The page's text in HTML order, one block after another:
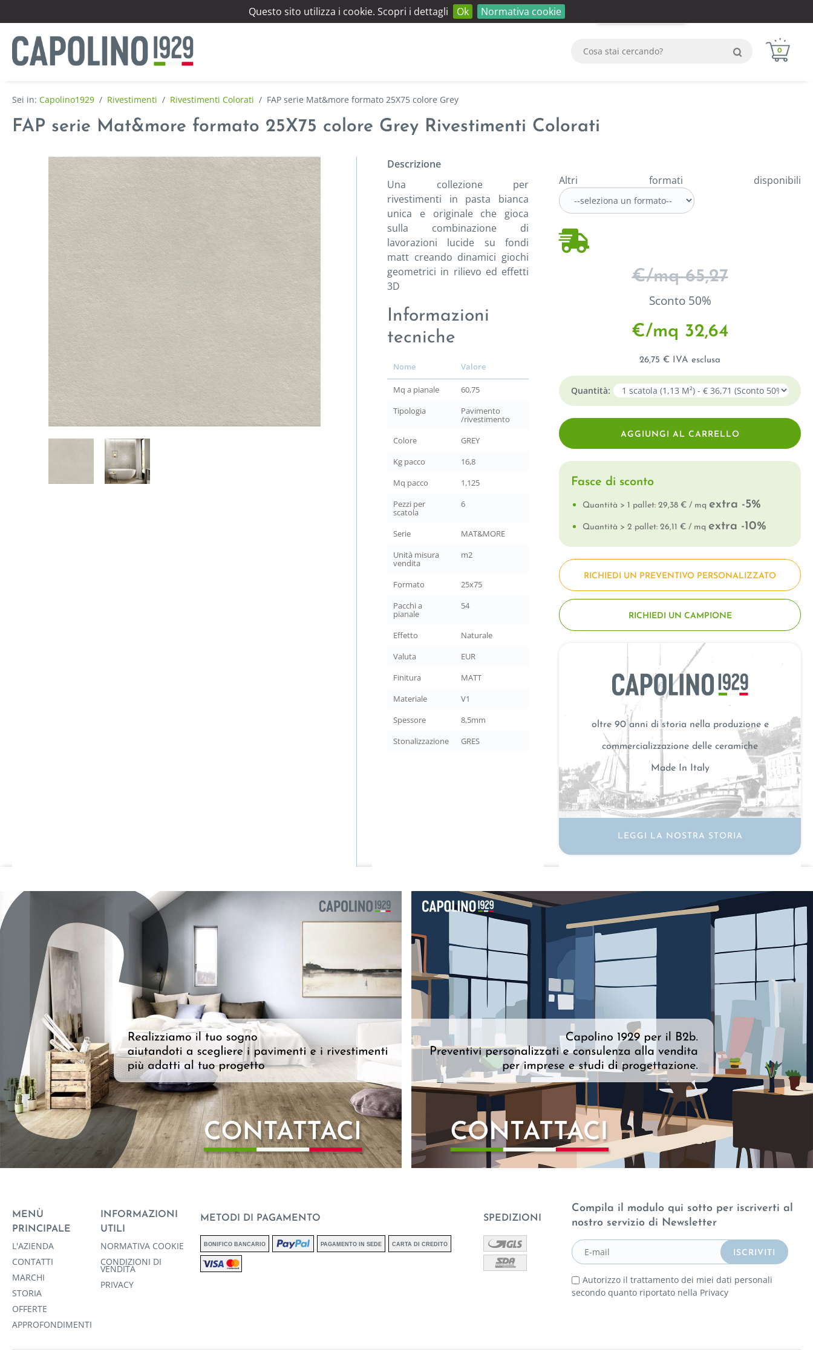
Questo sito utilizza i cookie. Scopri i dettagli Ok Normativa cookie
0
Capolino1929 / Rivestimenti / Rivestimenti Colorati / FAP serie Mat&more formato 25X75 colore Grey
FAP serie Mat&more formato 25X75 colore Grey Rivestimenti Colorati
Descrizione
Una collezione per
rivestimenti in pasta bianca
unica e originale che gioca
sulla combinazione di
lavorazioni lucide su fondi
matt creando dinamici giochi
geometrici in rilievo ed effetti
3D
Informazioni
tecniche
Nome Valore
Mq a pianale
60,75
Tipologia
Pavimento
/rivestimento
Colore
GREY
Kg pacco
16,8
Mq pacco
1,125
Pezzi per
scatola
6
Serie
MAT&MORE
Unità misura
vendita
m2
Formato
25x75
Pacchi a
pianale
54
Effetto
Naturale
Valuta
EUR
Finitura
MATT
Materiale
V1
Spessore
8,5mm
Stonalizzazione
GRES
Altri formati disponibili
€/mq 65,27
Sconto 50%
€/mq 32,64
26,75 € IVA esclusa
Quantità:
Fasce di sconto
Quantità > 1 pallet: 29,38 € / mq extra -5%
Quantità > 2 pallet: 26,11 € / mq extra -10%
RICHIEDI UN PREVENTIVO PERSONALIZZATO
RICHIEDI UN CAMPIONE
oltre 90 anni di storia nella produzione e
commercializzazione delle ceramiche
Made In Italy
LEGGI LA NOSTRA STORIA
MENÙ
PRINCIPALE
L'AZIENDA
CONTATTI
MARCHI
STORIA
OFFERTE
APPROFONDIMENTI
INFORMAZIONI
UTILI
NORMATIVA COOKIE
CONDIZIONI DI
VENDITA
PRIVACY
METODI DI PAGAMENTO
BONIFICO BANCARIO PAGAMENTO IN SEDE CARTA DI CREDITO
SPEDIZIONI
Compila il modulo qui sotto per iscriverti al
nostro servizio di Newsletter
Autorizzo il trattamento dei miei dati personali
secondo quanto riportato nella Privacy